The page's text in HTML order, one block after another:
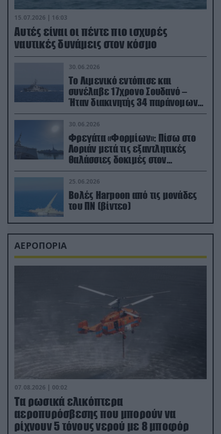
15.07.2026 | 16:03
Aυτές είναι οι πέντε πιο ισχυρές
ναυτικές δυνάμεις στον κόσμο
30.06.2026
Το Λιμενικό εντόπισε και
συνέλαβε 17χρονο Σουδανό –
Ήταν διακινητής 34 παράνομων
μεταναστών
30.06.2026
Φρεγάτα «Φορμίων»: Πίσω στο
Λοριάν μετά τις εξαντλητικές
θαλάσσιες δοκιμές στον
απαιτητικό Βισκαϊκό
25.06.2026
Βολές Harpoon από τις μονάδες
του ΠΝ (βίντεο)
ΑΕΡΟΠΟΡΙΑ
07.08.2026 | 00:02
Τα ρωσικά ελικόπτερα
αεροπυρόσβεσης που μπορούν να
ρίχνουν 5 τόνους νερού με 8 μποφόρ